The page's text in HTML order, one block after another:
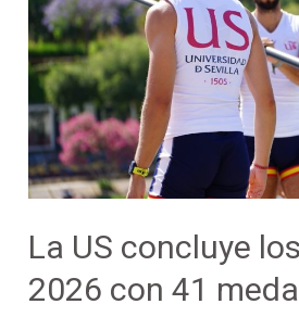
La US concluye
2026 con 41
los
CEUS
2026
con
41
medallas